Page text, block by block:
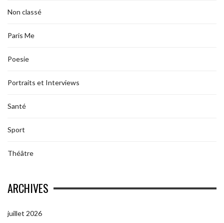
Non classé
Paris Me
Poesie
Portraits et Interviews
Santé
Sport
Théâtre
ARCHIVES
juillet 2026